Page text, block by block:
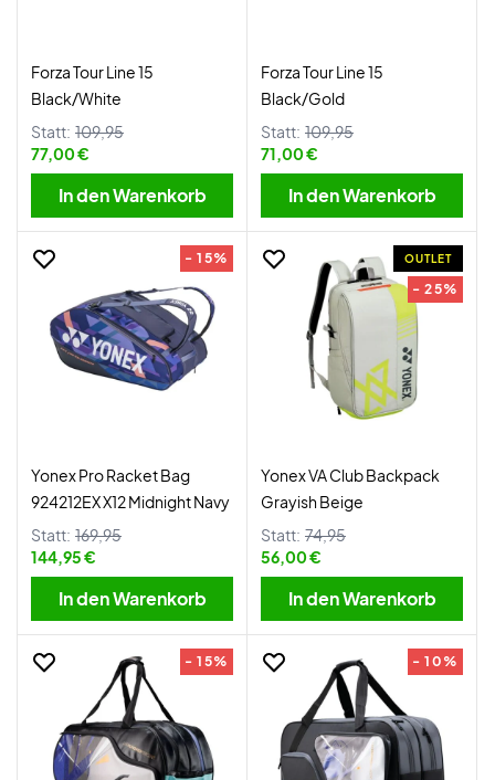
Forza Tour Line 15
Black/White
Statt: 109,95
77,00 €
In den Warenkorb
Forza Tour Line 15
Black/Gold
Statt: 109,95
71,00 €
In den Warenkorb
- 15%
Yonex Pro Racket Bag
924212EX X12 Midnight Navy
Statt: 169,95
144,95 €
In den Warenkorb
OUTLET
- 25%
Yonex VA Club Backpack
Grayish Beige
Statt: 74,95
56,00 €
In den Warenkorb
- 15% - 10%